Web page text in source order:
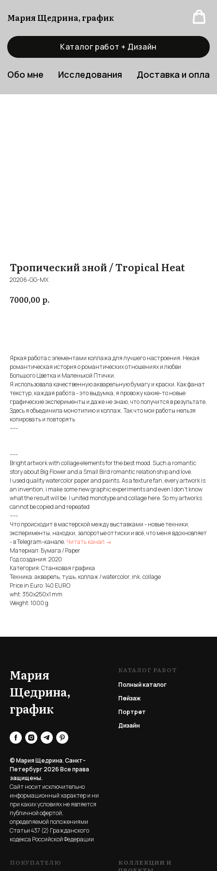
Мария Щедрина, график
Каталог работ + Дизайн
Обо мне Исследования Доставка и
Тропический зной / Tropical Heat
20206-GG-MX
7000,00 р.
Яркая работа с элементами коллажа для лучшего настроения. Некая
романтическая история о романтических отношениях и любви
Большого Цветка и Маленькой Птички.
Я использовала качественную акварельную бумагу и краски. Как фанат
текстур, каждая работа - это выдумка, я провожу какие-то новые
графические эксперименты и даже не знаю, что получится в результате.
Здесь я объединила монотипию и коллаж. Так что мои работы нельзя
копировать и повторять
-----
-----
Bright artwork with collage elements for the best mood. Such a romantic
story about Big Flower and a Small Bird romantic relationship and love.
I used quality watercolor paper and paints. As a texture fan, every artwork is
an invention, i make some new graphic experiments and even I don't know
what the result will be. I united monotype and collage here. So my artworks
cannot be copied and repeated
-----
Что происходит в мастерской между выставками - новые техники,
эксперименты, находки, запоротые оттиски и всё, что меня вдохновляет
- в Telegram-канале. Читать канал →
Материал: Бумага / Paper
Год создания: 2020
Категория: Станковая графика
Техника: акварель, тушь, коллаж / watercolor, ink, collage
Price in Euro: 140 EURO
wht: 350x250x1 mm
Weight: 1000 g
Мария
Щедрина,
график
© Мария Щедрина. Санкт-
Петербург 2026Все права
защищены.
Сайт носит исключительно
информационный характер и ни
при каких условиях не является
публичной офертой,
определяемой положениями
Статьи 437 (2) Гражданского
кодекса Российской Федерации
КАТАЛОГ РАБОТ
Полный каталог
Пейзаж
Портрет
Дизайн
ПОКУПАТЕЛЮ
КОЛЛЕКЦИИ И